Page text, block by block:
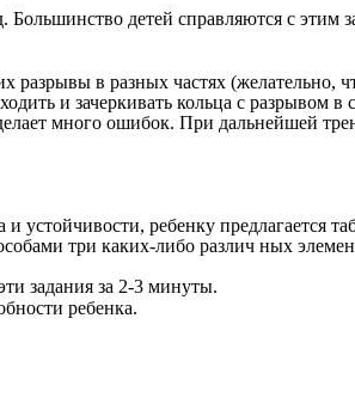
детей справляются с этим
разрывы в разных частях
и зачеркивать кольца с разрывом в
много ошибок. При дальнейшей
устойчивости, ребенку
три каких-либо различ ных
задания за 2-3 минуты.
ребенка.